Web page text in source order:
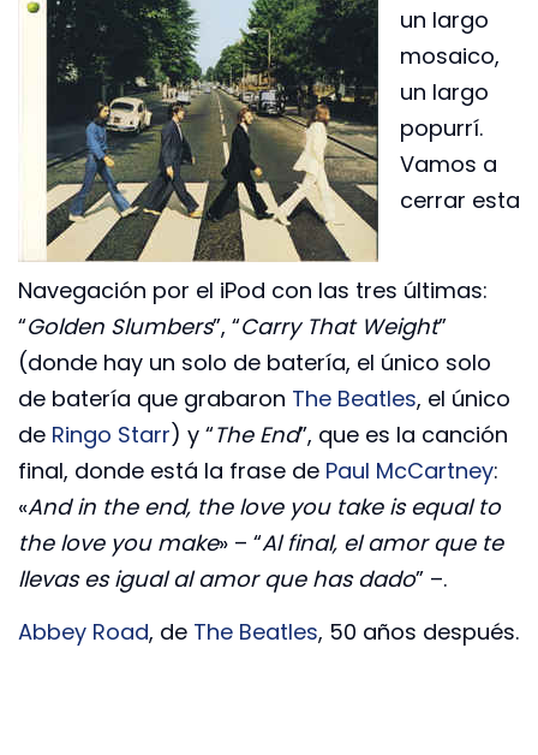
un largo
mosaico,
un largo
popurrí.
Vamos a
cerrar esta
Navegación por el iPod con las tres últimas:
“Golden Slumbers”, “Carry That Weight”
(donde hay un solo de batería, el único solo
de batería que grabaron The Beatles, el único
de Ringo Starr) y “The End”, que es la canción
final, donde está la frase de Paul McCartney:
«And in the end, the love you take is equal to
the love you make» – “Al final, el amor que te
llevas es igual al amor que has dado” –.
Abbey Road, de The Beatles, 50 años después.